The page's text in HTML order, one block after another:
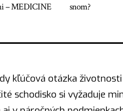
– MEDICINE
snom?
kľúčová otázka
schodisko si vyžaduje